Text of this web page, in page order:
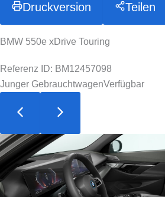
Druckversion Teilen
BMW 550e xDrive Touring
Referenz ID: BM12457098
Junger GebrauchtwagenVerfügbar